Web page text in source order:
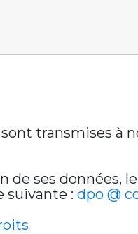
transmises à
ses données,
suivante : dpo @